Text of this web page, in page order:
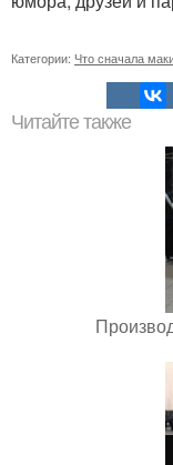
Категории: Что сначала
Читайте также